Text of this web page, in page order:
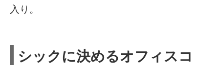
入り。
シックに決めるオフィスコ